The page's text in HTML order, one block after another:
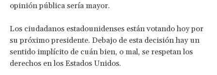
opinión pública sería mayor.
Los ciudadanos estadounidenses están votando hoy por
su próximo presidente. Debajo de esta decisión hay un
sentido implícito de cuán bien, o mal, se respetan los
derechos en los Estados Unidos.